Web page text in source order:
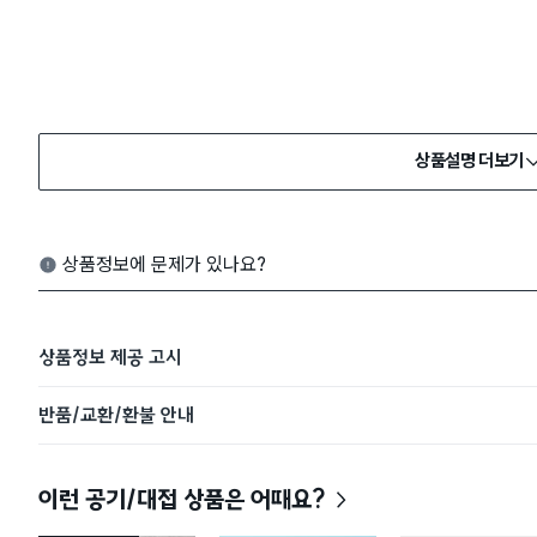
상품설명 더보기
상품정보에 문제가 있나요?
상품정보 제공 고시
반품/교환/환불 안내
이런 공기/대접 상품은 어때요?